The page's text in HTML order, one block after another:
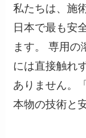
私たちは、施
日本で最も安
ます。 専用の
には直接触れ
ありません。
本物の技術と